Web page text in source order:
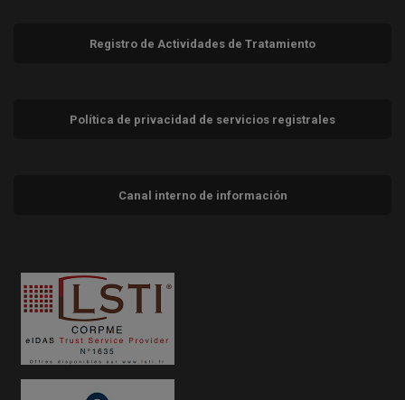
Registro de Actividades de Tratamiento
Política de privacidad de servicios registrales
Canal interno de información